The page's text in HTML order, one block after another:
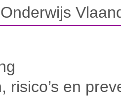
risico’s en